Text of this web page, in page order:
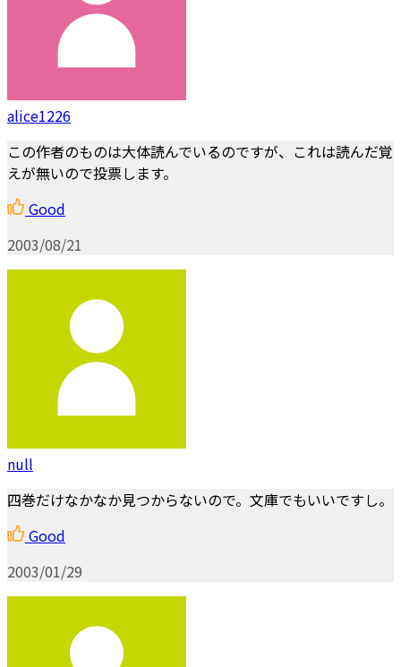
alice1226
この作者のものは大体読んでいるのですが、これは読んだ覚
えが無いので投票します。
Good
2003/08/21
null
四巻だけなかなか見つからないので。文庫でもいいですし。
Good
2003/01/29